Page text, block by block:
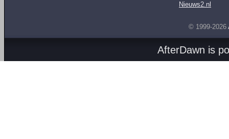
Nieuws2.nl
© 1999-2026
AfterDawn is